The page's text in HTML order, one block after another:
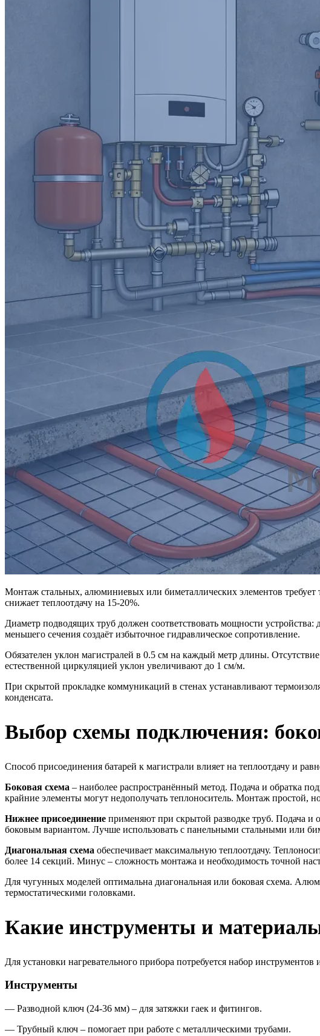
Монтаж стальных, алюминиевых или биметаллических элементов требует
снижает теплоотдачу на 15-20%.
Диаметр подводящих труб должен соответствовать мощности
меньшего сечения создаёт избыточное гидравлическое сопротивление.
Обязателен уклон магистралей в 0.5 см на каждый метр длины.
естественной циркуляцией уклон увеличивают до 1 см/м.
При скрытой прокладке коммуникаций в стенах устанавливают
конденсата.
Выбор схемы подключения:
Способ присоединения батарей к магистрали влияет на теплоотдачу и
Боковая схема – наиболее распространённый метод. Подача и обратка
крайние элементы могут недополучать теплоноситель. Монтаж простой,
Нижнее присоединение применяют при скрытой разводке труб. Подача
боковым вариантом. Лучше использовать с панельными стальными или
Диагональная схема обеспечивает максимальную теплоотдачу.
более 14 секций. Минус – сложность монтажа и необходимость точной
Для чугунных моделей оптимальна диагональная или боковая схема.
термостатическими головками.
Какие инструменты и
Для установки нагревательного прибора потребуется набор
Инструменты
— Разводной ключ (24-36 мм) – для затяжки гаек и фитингов.
— Трубный ключ – помогает при работе с металлическими трубами.